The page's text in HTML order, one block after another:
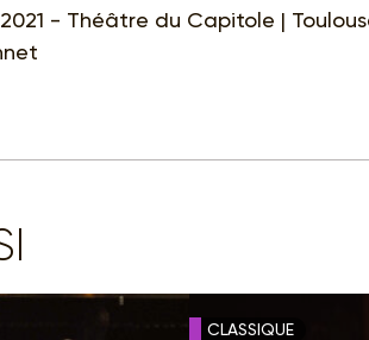
- Théâtre du Capitole |
CLASSIQUE